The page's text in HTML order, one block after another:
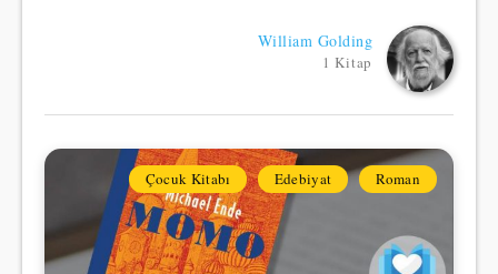
William Golding
1 Kitap
Çocuk Kitabı Edebiyat Roman